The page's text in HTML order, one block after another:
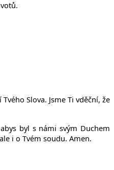
Slova. Jsme Ti vděční, že
byl s námi svým Duchem
i o Tvém soudu. Amen.